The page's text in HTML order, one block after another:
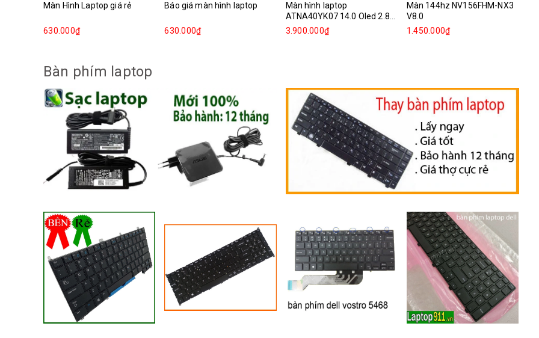
Màn Hình Laptop giá rẻ
630.000₫
Báo giá màn hình laptop
630.000₫
Màn hình laptop
ATNA40YK07 14.0 Oled 2.8k
2880x1800
3.900.000₫
Màn 144hz NV156FHM-NX3
V8.0
1.450.000₫
Bàn phím laptop